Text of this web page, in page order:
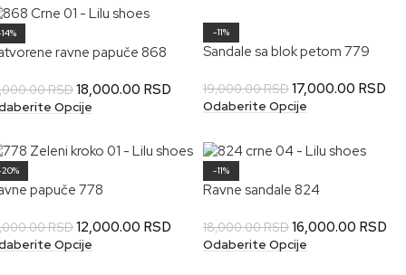
ravne papuče 868
RSD18,000.00 RSD
Opcije
-11%
Sandale sa blok petom 779
19,000.00RSD17,000.00 RSD
Odaberite Opcije
papuče 778
RSD12,000.00 RSD
Opcije
-11%
Ravne sandale 824
18,000.00RSD16,000.00 RSD
Odaberite Opcije